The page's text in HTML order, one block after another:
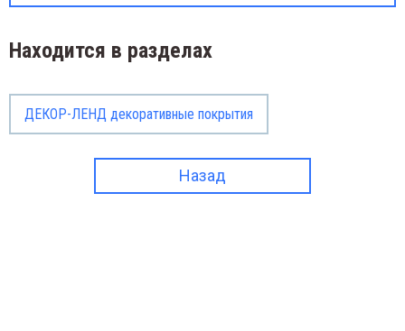
Находится в разделах
ДЕКОР-ЛЕНД декоративные покрытия
Назад